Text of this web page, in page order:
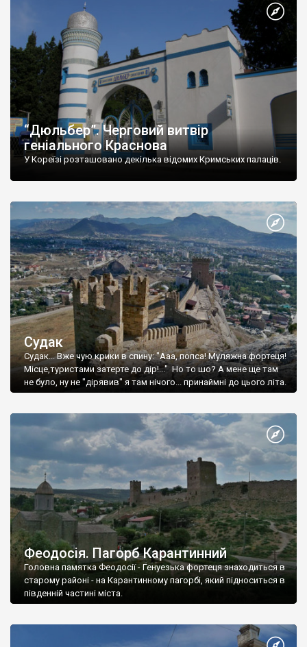
“Дюльбер”. Черговий витвір
геніального Краснова
У Кореїзі розташовано декілька відомих Кримських палаців.
Судак
Судак... Вже чую крики в спину: "Ааа, попса! Муляжна фортеця!
Місце,туристами затерте до дір!..." Но то шо? А мене ще там
не було, ну не "дірявив" я там нічого... принаймні до цього літа.
Феодосія. Пагорб Карантинний
Головна памятка Феодосії - Генуезька фортеця знаходиться в
старому районі - на Карантинному пагорбі, який підноситься в
південній частині міста.